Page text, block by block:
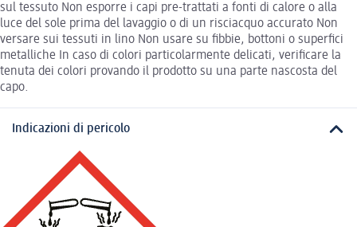
sul tessuto Non esporre i capi pre-trattati a fonti di calore o alla
luce del sole prima del lavaggio o di un risciacquo accurato Non
versare sui tessuti in lino Non usare su fibbie, bottoni o superfici
metalliche In caso di colori particolarmente delicati, verificare la
tenuta dei colori provando il prodotto su una parte nascosta del
capo.
Indicazioni di pericolo